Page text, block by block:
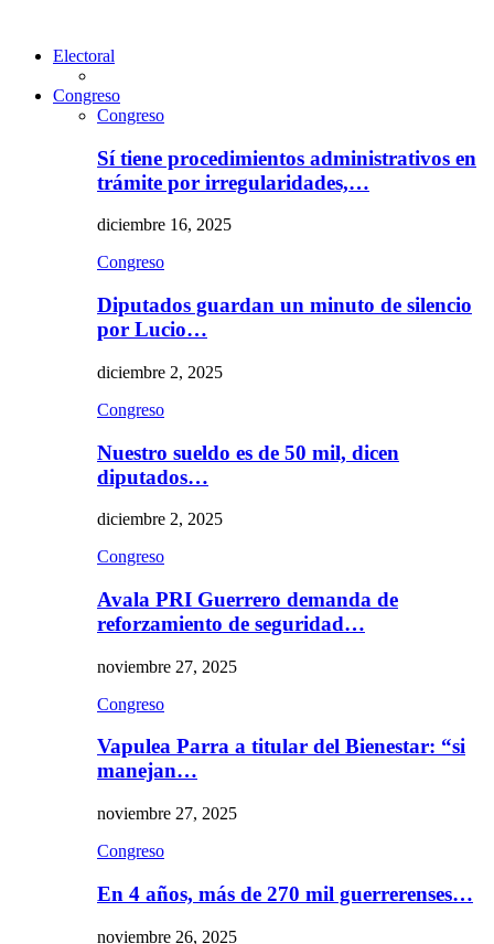
Electoral
Congreso
Congreso
Sí tiene procedimientos administrativos en
trámite por irregularidades,…
diciembre 16, 2025
Congreso
Diputados guardan un minuto de silencio
por Lucio…
diciembre 2, 2025
Congreso
Nuestro sueldo es de 50 mil, dicen
diputados…
diciembre 2, 2025
Congreso
Avala PRI Guerrero demanda de
reforzamiento de seguridad…
noviembre 27, 2025
Congreso
Vapulea Parra a titular del Bienestar: “si
manejan…
noviembre 27, 2025
Congreso
En 4 años, más de 270 mil guerrerenses…
noviembre 26, 2025